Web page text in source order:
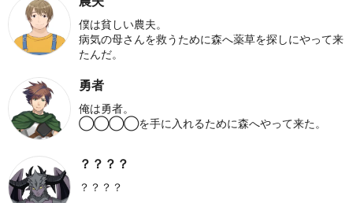
僕は貧しい農夫。
病気の母さんを救うために森へ薬草を探しにやって来
たんだ。
勇者
俺は勇者。
◯◯◯◯を手に入れるために森へやって来た。
？？？？
？？？？